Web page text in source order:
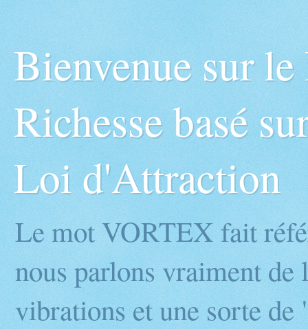
Bienvenue sur
Richesse basé
Loi d'Attraction
Le mot VORTEX fait
nous parlons vraiment
vibrations et une sorte